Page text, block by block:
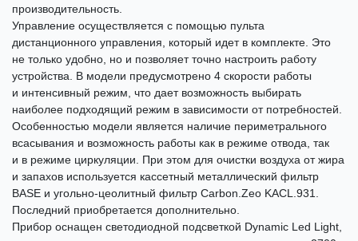
производительность.
Управление осуществляется с помощью пульта
дистанционного управления, который идет в комплекте. Это
не только удобно, но и позволяет точно настроить работу
устройства. В модели предусмотрено 4 скорости работы
и интенсивный режим, что дает возможность выбирать
наиболее подходящий режим в зависимости от потребностей.
Особенностью модели является наличие периметрального
всасывания и возможность работы как в режиме отвода, так
и в режиме циркуляции. При этом для очистки воздуха от жира
и запахов используется кассетный металлический фильтр
BASE и угольно-цеолитный фильтр Carbon.Zeo KACL.931.
Последний приобретается дополнительно.
Прибор оснащен светодиодной подсветкой Dynamic Led Light,